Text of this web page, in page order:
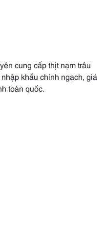
cung cấp thịt nạm trâu
khẩu chính ngạch, giá
toàn quốc.